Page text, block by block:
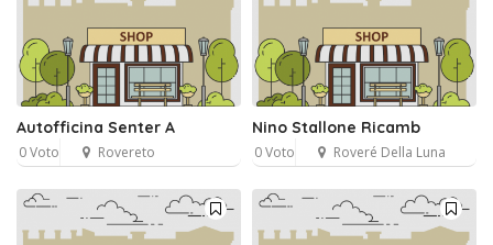
Autofficina Senter A
0 Voto Rovereto
Nino Stallone Ricamb
0 Voto Roveré Della Luna